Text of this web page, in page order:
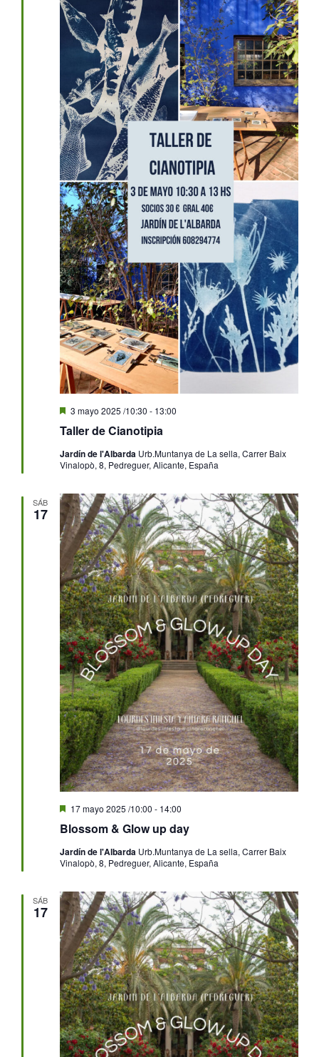
Taller de Cianotipia
Destacado
3 mayo 2025 /10:30 - 13:00
Jardín de l'Albarda Urb.Muntanya de La sella, Carrer Baix
Vinalopò, 8, Pedreguer, Alicante, España
SÁB
17
Blossom & Glow up day
Destacado
17 mayo 2025 /10:00 - 14:00
Jardín de l'Albarda Urb.Muntanya de La sella, Carrer Baix
Vinalopò, 8, Pedreguer, Alicante, España
SÁB
17